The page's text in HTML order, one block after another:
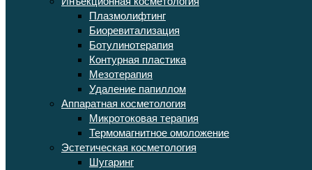
Плазмолифтинг
Биоревитализация
Ботулинотерапия
Контурная пластика
Мезотерапия
Удаление папиллом
Аппаратная косметология
Микротоковая терапия
Термомагнитное омоложение
Эстетическая косметология
Шугаринг